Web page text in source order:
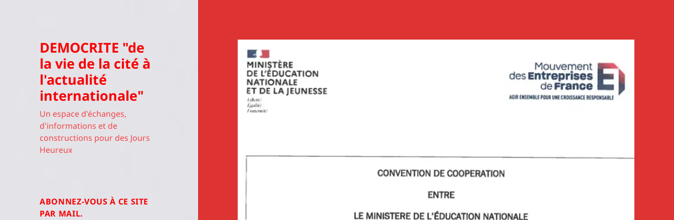
DEMOCRITE "de
la vie de la cité à
l'actualité
internationale"
Un espace d'échanges,
d'informations et de
constructions pour des Jours
Heureux
ABONNEZ-VOUS À CE SITE
PAR MAIL.